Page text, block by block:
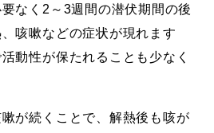
なく2～3週間の潜伏期間の後
咳嗽などの症状が現れます
動性が保たれることも少なく
が続くことで、解熱後も咳が